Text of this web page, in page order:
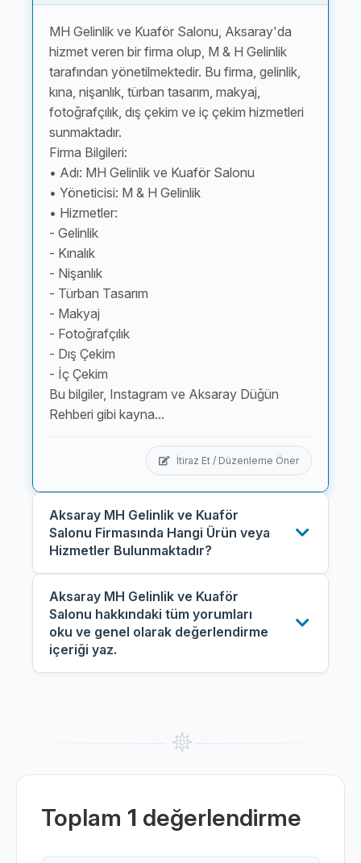
MH Gelinlik ve Kuaför Salonu, Aksaray'da
hizmet veren bir firma olup, M & H Gelinlik
tarafından yönetilmektedir. Bu firma, gelinlik,
kına, nişanlık, türban tasarım, makyaj,
fotoğrafçılık, dış çekim ve iç çekim hizmetleri
sunmaktadır.
Firma Bilgileri:
• Adı: MH Gelinlik ve Kuaför Salonu
• Yöneticisi: M & H Gelinlik
• Hizmetler:
- Gelinlik
- Kınalık
- Nişanlık
- Türban Tasarım
- Makyaj
- Fotoğrafçılık
- Dış Çekim
- İç Çekim
Bu bilgiler, Instagram ve Aksaray Düğün
Rehberi gibi kayna...
İtiraz Et / Düzenleme Öner
Aksaray MH Gelinlik ve Kuaför
Salonu Firmasında Hangi Ürün veya
Hizmetler Bulunmaktadır?
Aksaray MH Gelinlik ve Kuaför
Salonu hakkındaki tüm yorumları
oku ve genel olarak değerlendirme
içeriği yaz.
Toplam 1 değerlendirme